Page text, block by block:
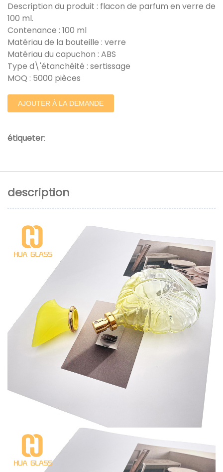
Description du produit : flacon de parfum en verre de
100 ml.
Contenance : 100 ml
Matériau de la bouteille : verre
Matériau du capuchon : ABS
Type d\'étanchéité : sertissage
MOQ : 5000 pièces
AJOUTER À LA DEMANDE
étiqueter:
description